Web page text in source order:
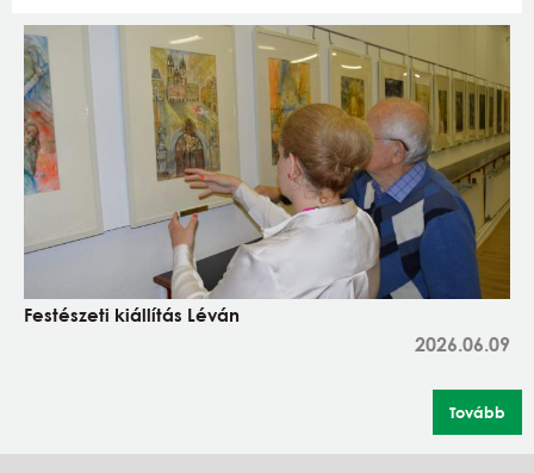
Festészeti kiállítás Léván
2026.06.09
Tovább